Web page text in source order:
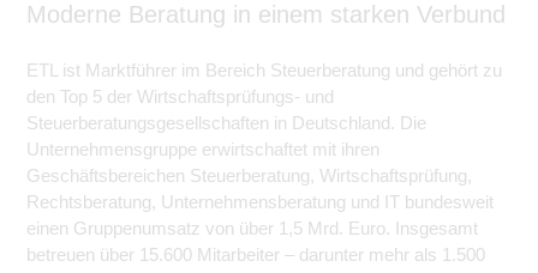
Moderne Beratung in einem starken Verbund
ETL ist Marktführer im Bereich Steuerberatung und gehört zu
den Top 5 der Wirtschaftsprüfungs- und
Steuerberatungsgesellschaften in Deutschland. Die
Unternehmensgruppe erwirtschaftet mit ihren
Geschäftsbereichen Steuerberatung, Wirtschaftsprüfung,
Rechtsberatung, Unternehmensberatung und IT bundesweit
einen Gruppenumsatz von über 1,5 Mrd. Euro. Insgesamt
betreuen über 15.600 Mitarbeiter – darunter mehr als 1.500